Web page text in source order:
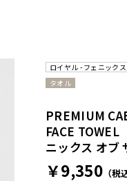
ロイヤル - フェニック
タオル
PREMIUM
FACE TOWEL
ニックス オブ
￥9,350（税